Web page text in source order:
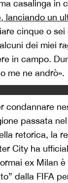
casalinga in
lanciando un
cinque o sei
dei miei
in campo.
me ne andrò».
condannare
passata nel
retorica, la
City ha
ex Milan
dalla FIFA